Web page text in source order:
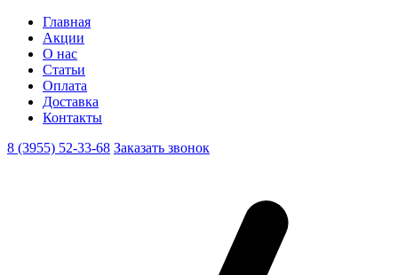
Главная
Акции
О нас
Статьи
Оплата
Доставка
Контакты
8 (3955) 52-33-68 Заказать звонок